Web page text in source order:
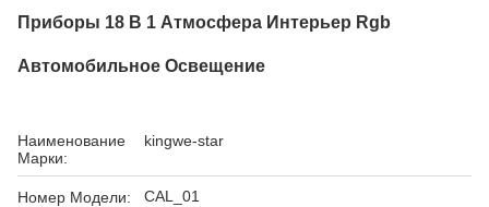
Приборы 18 В 1 Атмосфера Интерьер Rgb
Автомобильное Освещение
Наименование
Марки:
kingwe-star
Номер Модели: CAL_01